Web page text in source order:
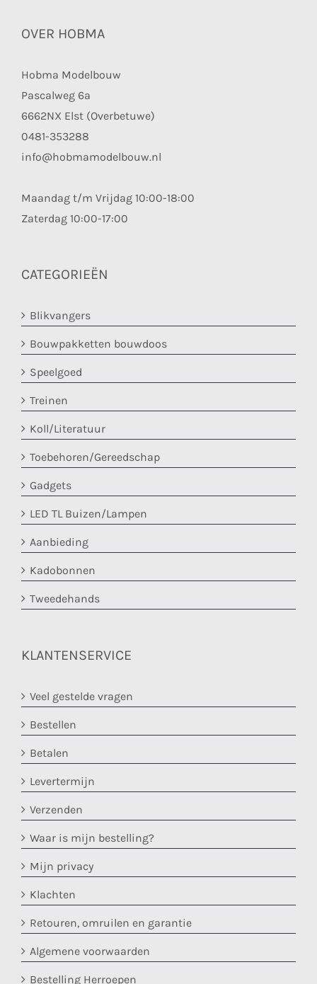
OVER HOBMA
Hobma Modelbouw
Pascalweg 6a
6662NX Elst (Overbetuwe)
0481-353288
info@hobmamodelbouw.nl
Maandag t/m Vrijdag 10:00-18:00
Zaterdag 10:00-17:00
CATEGORIEËN
Blikvangers
Bouwpakketten bouwdoos
Speelgoed
Treinen
Koll/Literatuur
Toebehoren/Gereedschap
Gadgets
LED TL Buizen/Lampen
Aanbieding
Kadobonnen
Tweedehands
KLANTENSERVICE
Veel gestelde vragen
Bestellen
Betalen
Levertermijn
Verzenden
Waar is mijn bestelling?
Mijn privacy
Klachten
Retouren, omruilen en garantie
Algemene voorwaarden
Bestelling Herroepen